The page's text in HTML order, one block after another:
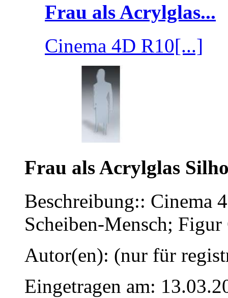
Frau als Acrylglas...
Cinema 4D R10[...]
Frau als Acrylglas
Beschreibung:: Cinema
Scheiben-Mensch;
Autor(en): (nur für
Eingetragen am: